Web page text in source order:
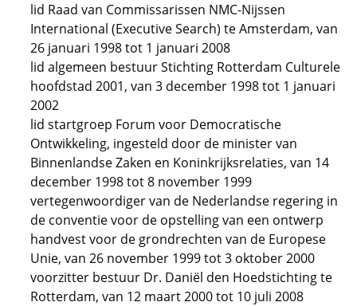
lid Raad van Commissarissen NMC-Nijssen
International (Executive Search) te Amsterdam, van
26 januari 1998 tot 1 januari 2008
lid algemeen bestuur Stichting Rotterdam Culturele
hoofdstad 2001, van 3 december 1998 tot 1 januari
2002
lid startgroep Forum voor Democratische
Ontwikkeling, ingesteld door de minister van
Binnenlandse Zaken en Koninkrijksrelaties, van 14
december 1998 tot 8 november 1999
vertegenwoordiger van de Nederlandse regering in
de conventie voor de opstelling van een ontwerp
handvest voor de grondrechten van de Europese
Unie, van 26 november 1999 tot 3 oktober 2000
voorzitter bestuur Dr. Daniël den Hoedstichting te
Rotterdam, van 12 maart 2000 tot 10 juli 2008